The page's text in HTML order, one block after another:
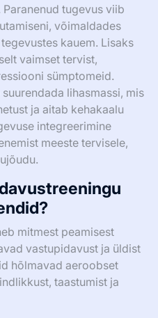
tugevus viib
võimaldades
kauem. Lisaks
vaimset tervist,
sümptomeid.
lihasmassi, mis
ja aitab kehakaalu
integreerimine
meeste tervisele,
mitmest peamisest
vastupidavust ja üldist
hõlmavad aeroobset
taastumist ja